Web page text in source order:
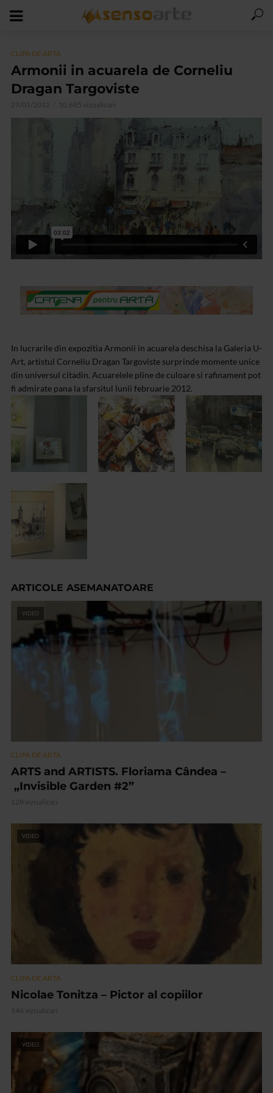
CLIPA DE ARTA
Armonii in acuarela de Corneliu
Dragan Targoviste
27/01/2012 10.685 vizualizari
In lucrarile din expozitia Armonii in acuarela deschisa la Galeria U-
Art, artistul Corneliu Dragan Targoviste surprinde momente unice
din universul citadin. Acuarelele pline de culoare si rafinament pot
fi admirate pana la sfarsitul lunii februarie 2012.
ARTICOLE ASEMANATOARE
VIDEO
CLIPA DE ARTA
ARTS and ARTISTS. Floriama Cândea –
„Invisible Garden #2”
128 vizualizari
VIDEO
CLIPA DE ARTA
Nicolae Tonitza – Pictor al copiilor
146 vizualizari
VIDEO